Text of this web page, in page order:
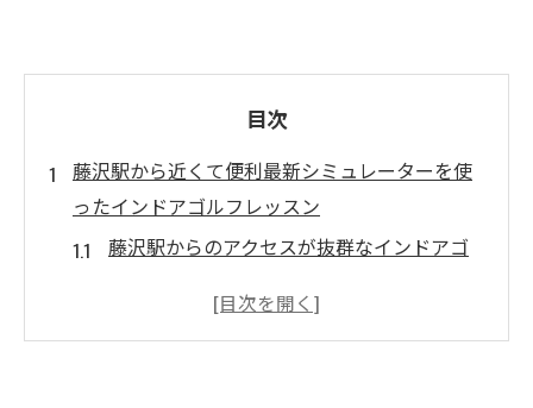
目次
藤沢駅から近くて便利最新シミュレーターを使
ったインドアゴルフレッスン
藤沢駅からのアクセスが抜群なインドアゴ
最新シミュレーターで効率的に練習を！